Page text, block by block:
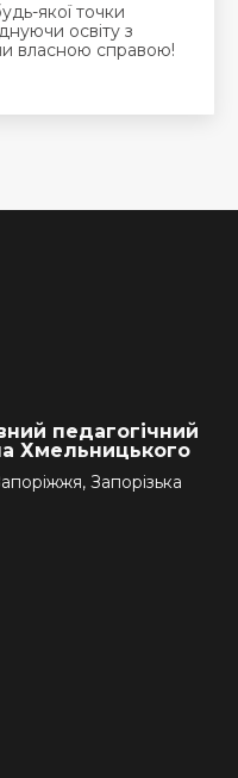
якої точки
освіту з
власною справою!
педагогічний
Хмельницького
Запорізька